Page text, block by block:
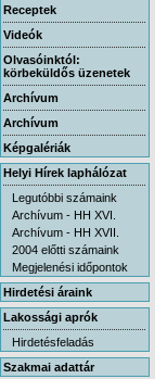
Receptek
Videók
Olvasóinktól:
körbeküldős üzenetek
Archívum
Archívum
Képgalériák
Helyi Hírek laphálózat
Legutóbbi számaink
Archívum - HH XVI.
Archívum - HH XVII.
2004 előtti számaink
Megjelenési időpontok
Hirdetési áraink
Lakossági aprók
Hirdetésfeladás
Szakmai adattár